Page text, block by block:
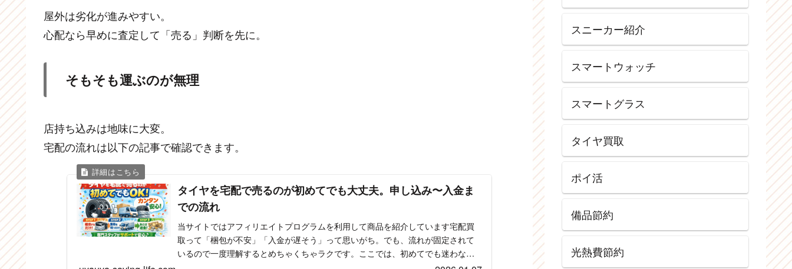
屋外は劣化が進みやすい。
心配なら早めに査定して「売る」判断を先に。
そもそも運ぶのが無理
店持ち込みは地味に大変。
宅配の流れは以下の記事で確認できます。
タイヤを宅配で売るのが初めてでも大丈夫。申し込み〜入金ま
での流れ
当サイトではアフィリエイトプログラムを利用して商品を紹介しています宅配買
取って「梱包が不安」「入金が遅そう」って思いがち。でも、流れが固定されて
いるので一度理解するとめちゃくちゃラクです。ここでは、初めてでも迷わない
スニーカー紹介
スマートウォッチ
スマートグラス
タイヤ買取
ポイ活
備品節約
光熱費節約